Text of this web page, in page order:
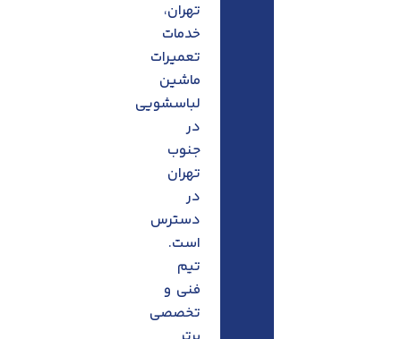
تهران،
خدمات
تعمیرات
ماشین
لباسشویی
در
جنوب
تهران
در
دسترس
است.
تیم
فنی و
تخصصی